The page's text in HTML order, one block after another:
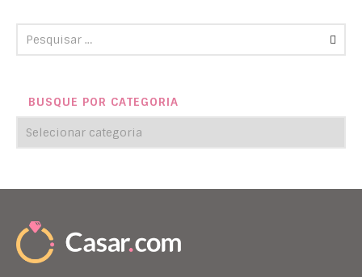
BUSQUE POR CATEGORIA